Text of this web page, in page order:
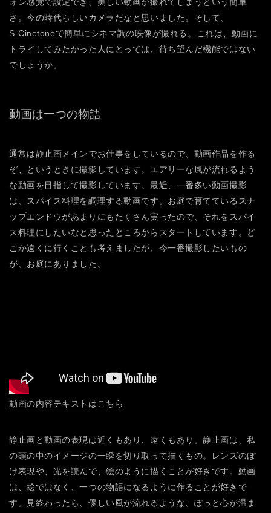
ォン感覚で設定でき、美しい動画が撮れてしまうという簡単
さ。今の時代らしいカメラだなと思いました。そして、
S-Cinetoneで簡単にシネマ調の映像が撮れる。これは、動画に
トライしてみたかった人にとっては、待ち望んだ機能ではない
でしょうか。
動画は一つの物語
通常は静止画メインでお仕事をしているので、動画作品を作る
ぞ、というときに撮影しています。エアリーな風が流れるよう
な動画を目指して撮影しています。最近、一番多い動画撮影
は、スパイス料理を調理する動画です。お庭で育てているスナ
ップエンドウがあまりにもたくさん実ったので、それをスパイ
ス料理にしたいなと思ったところからスタートしています。ど
こか遠くに行くことも考えましたが、今一番撮影したいもの
が、お庭にありました。
動画の内容テキストはこちら
静止画と動画の表現は近くもあり、遠くもあり。静止画は、私
の頭の中のイメージの一瞬を切り取って描くもの。レンズのぼ
け表現や、光を読んで、絵のように描くことが好きです。動画
は、絵ではなく、一つの物語になるように作ることが好きで
す。見終わったら、優しい風が流れるような、ぽっと心が温ま